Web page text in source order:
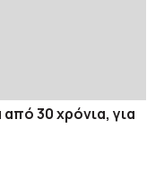
30 χρόνια, για